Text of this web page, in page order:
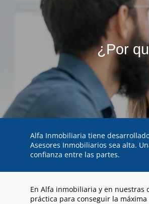
¿Por
Alfa Inmobiliaria tiene
Asesores Inmobiliarios sea alta.
confianza entre las partes.
En Alfa inmobiliaria y en nuestras
práctica para conseguir la